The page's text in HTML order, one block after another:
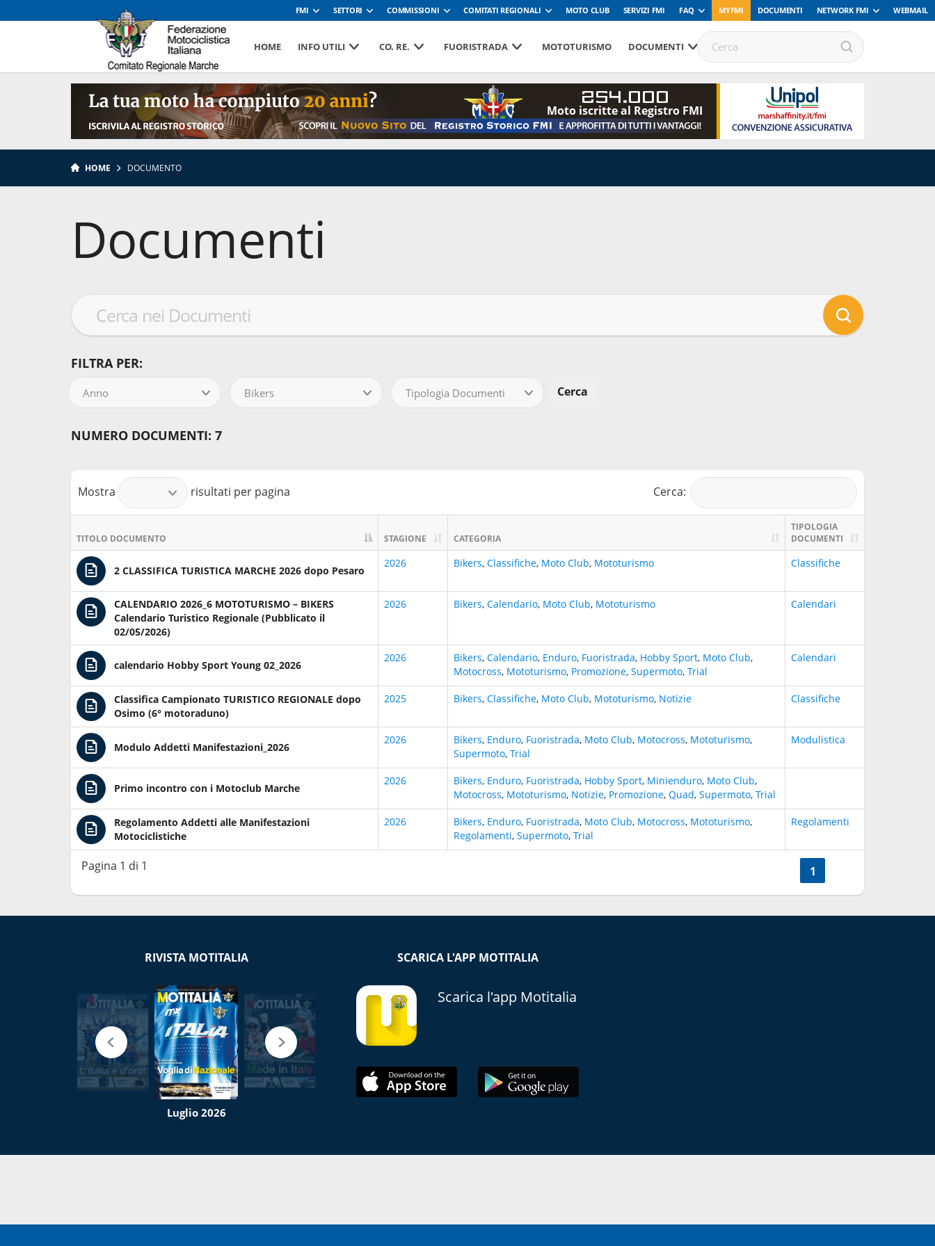
FMI SETTORI COMMISSIONI COMITATI REGIONALI MOTO CLUB SERVIZI FMI FAQ MYFMI DOCUMENTI NETWORK FMI WEBMAIL
HOME INFO UTILI CO. RE. FUORISTRADA MOTOTURISMO DOCUMENTI
254.000
Moto iscritte al Registro FMI
HOME DOCUMENTO
Documenti
FILTRA PER:
Anno Bikers Tipologia Documenti
NUMERO DOCUMENTI: 7
Mostra risultati per pagina Cerca:
TITOLO DOCUMENTO STAGIONE CATEGORIA
TIPOLOGIA
DOCUMENTI
2 CLASSIFICA TURISTICA MARCHE 2026 dopo Pesaro
2026 Bikers, Classifiche, Moto Club, Mototurismo Classifiche
CALENDARIO 2026_6 MOTOTURISMO – BIKERS
Calendario Turistico Regionale (Pubblicato il
02/05/2026)
2026 Bikers, Calendario, Moto Club, Mototurismo Calendari
calendario Hobby Sport Young 02_2026
2026 Bikers, Calendario, Enduro, Fuoristrada, Hobby Sport, Moto Club,
Motocross, Mototurismo, Promozione, Supermoto, Trial
Calendari
Classifica Campionato TURISTICO REGIONALE dopo
Osimo (6° motoraduno)
2025 Bikers, Classifiche, Moto Club, Mototurismo, Notizie Classifiche
Modulo Addetti Manifestazioni_2026
2026 Bikers, Enduro, Fuoristrada, Moto Club, Motocross, Mototurismo,
Supermoto, Trial
Modulistica
Primo incontro con i Motoclub Marche
2026 Bikers, Enduro, Fuoristrada, Hobby Sport, Minienduro, Moto Club,
Motocross, Mototurismo, Notizie, Promozione, Quad, Supermoto, Trial
Regolamento Addetti alle Manifestazioni
Motociclistiche
2026 Bikers, Enduro, Fuoristrada, Moto Club, Motocross, Mototurismo,
Regolamenti, Supermoto, Trial
Regolamenti
Pagina 1 di 1 1
RIVISTA MOTITALIA
Luglio 2026
SCARICA L'APP MOTITALIA
Scarica l'app Motitalia